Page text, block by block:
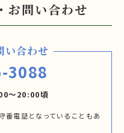
問い合わせ
い合わせ
3088
～20:00頃
番電話となっていることもあ